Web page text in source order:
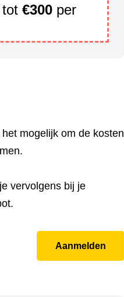
€300 per
mogelijk om de kosten
vervolgens bij je
Aanmelden